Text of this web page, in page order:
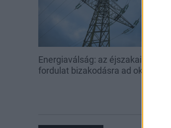
Energiaválság: az éjszakai
fordulat bizakodásra ad okot